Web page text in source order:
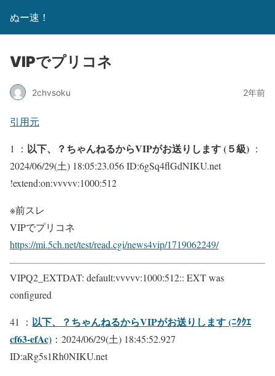
ぬー速！
VIPでプリコネ
2chvsoku 2年前
引用元
1 ： 以下、？ちゃんねるからVIPがお送りします(５級) ：
2024/06/29(土) 18:05:23.056 ID:6gSq4flGdNIKU.net
!extend:on:vvvvv:1000:512
※前スレ
VIPでプリコネ
https://mi.5ch.net/test/read.cgi/news4vip/1719062249/
VIPQ2_EXTDAT: default:vvvvv:1000:512:: EXT was
configured
41 ： 以下、？ちゃんねるからVIPがお送りします (ﾆｸｸｴ
cf63-efAc) ：2024/06/29(土) 18:45:52.927
ID:aRg5s1Rh0NIKU.net